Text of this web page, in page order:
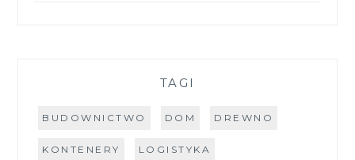
TAGI
BUDOWNICTWO DOM DREWNO
KONTENERY LOGISTYKA